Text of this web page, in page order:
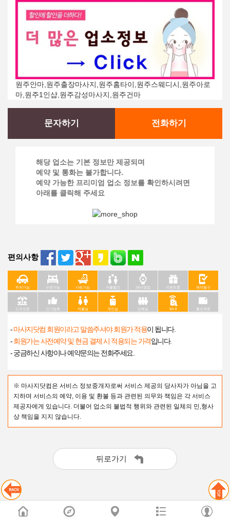
원주안마,원주출장마사지,원주홈타이,원주스웨디시,원주아로
마,원주1인샵,원주감성마사지,원주건마
문자하기 전화하기
해당 업소는 기본 정보만 제공되며
예약 및 통화는 불가합니다.
예약 가능한 프리미엄 업소 정보를 확인하시려면
아래를 클릭해 주세요
편의사항
주차가능 수면가능 샤워가능 커플할인 24시영업 이벤트중 예약필수
신규오픈 인기업체 커플실 개인실 단체실 Wi-fi 할인쿠폰
-마사지닷컴 회원이라고 말씀주셔야 회원가 적용이 됩니다.
-회원가는 사전예약 및 현금 결제 시 적용되는 가격입니다.
- 궁금하신 사항이나 예약문의는 전화주세요.
※ 마사지닷컴은 서비스 정보중개자로써 서비스 제공의 당사자가 아님을 고
지하며 서비스의 예약, 이용 및 환불 등과 관련된 의무와 책임은 각 서비스
제공자에게 있습니다. 더불어 업소의 불법적 행위와 관련된 일체의 민,형사
상 책임을 지지 않습니다.
뒤로가기